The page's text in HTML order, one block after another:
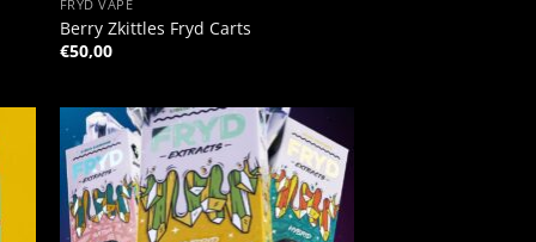
FRYD VAPE
Berry Zkittles Fryd Carts
€50,00